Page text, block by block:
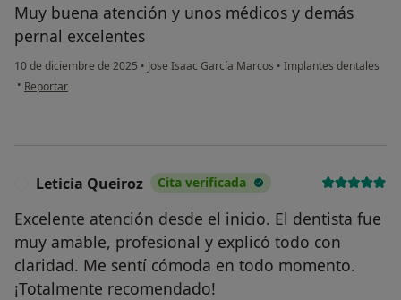
Muy buena atención y unos médicos y demás
pernal excelentes
10 de diciembre de 2025 • Jose Isaac García Marcos • Implantes dentales
• en opinión del usuario María Jesús
Reportar
Leticia Queiroz Cita verificada
Excelente atención desde el inicio. El dentista fue
muy amable, profesional y explicó todo con
claridad. Me sentí cómoda en todo momento.
¡Totalmente recomendado!